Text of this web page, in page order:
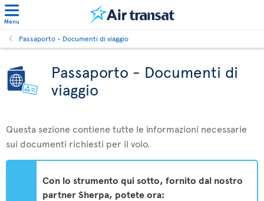
Menu
Passaporto - Documenti di viaggio
Passaporto - Documenti di
viaggio
Questa sezione contiene tutte le informazioni necessarie
sui documenti richiesti per il volo.
Con lo strumento qui sotto, fornito dal nostro
partner Sherpa, potete ora: